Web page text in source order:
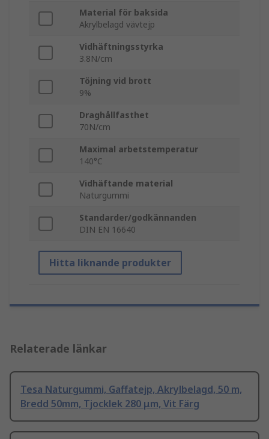
Material för baksida
Akrylbelagd vävtejp
Vidhäftningsstyrka
3.8N/cm
Töjning vid brott
9%
Draghållfasthet
70N/cm
Maximal arbetstemperatur
140°C
Vidhäftande material
Naturgummi
Standarder/godkännanden
DIN EN 16640
Hitta liknande produkter
Relaterade länkar
Tesa Naturgummi, Gaffatejp, Akrylbelagd, 50 m,
Bredd 50mm, Tjocklek 280 μm, Vit Färg